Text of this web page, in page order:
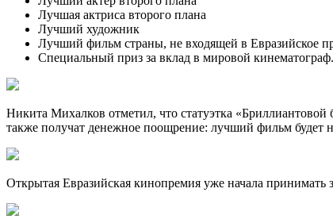
Лучшая актриса второго плана
Лучший художник
Лучший фильм страны, не входящей в Евразийское
Специальный приз за вклад в мировой кинематограф.
Никита Михалков отметил, что статуэтка
также получат денежное поощрение: лучший фильм будет
Открытая Евразийская кинопремия уже начала принимать